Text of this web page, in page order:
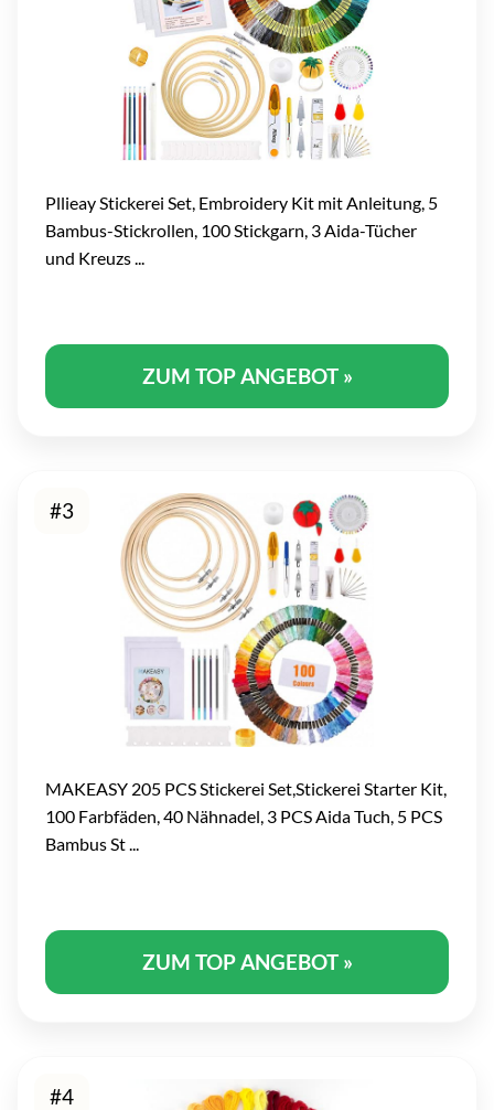
Pllieay Stickerei Set, Embroidery Kit mit Anleitung, 5
Bambus-Stickrollen, 100 Stickgarn, 3 Aida-Tücher
und Kreuzs ...
ZUM TOP ANGEBOT »
#3
MAKEASY 205 PCS Stickerei Set,Stickerei Starter Kit,
100 Farbfäden, 40 Nähnadel, 3 PCS Aida Tuch, 5 PCS
Bambus St ...
ZUM TOP ANGEBOT »
#4